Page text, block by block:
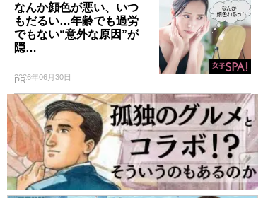
なんか顔色が悪い、いつ
もだるい…年齢でも過労
でもない“意外な原因”が
隠…
2026年06月30日
PR